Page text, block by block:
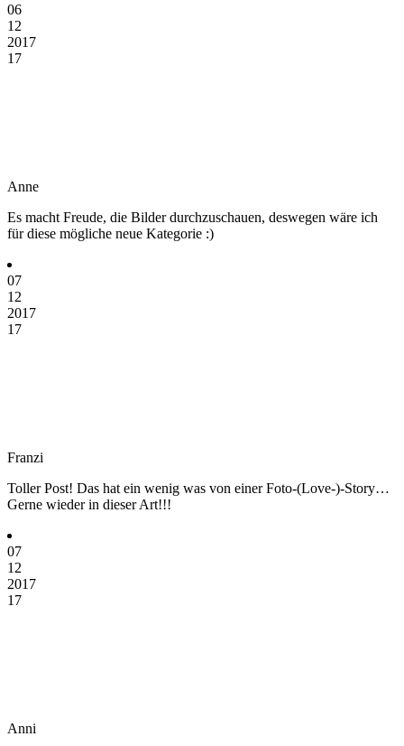
06
12
2017
17
Anne
Es macht Freude, die Bilder durchzuschauen, deswegen wäre ich
für diese mögliche neue Kategorie :)
07
12
2017
17
Franzi
Toller Post! Das hat ein wenig was von einer Foto-(Love-)-Story…
Gerne wieder in dieser Art!!!
07
12
2017
17
Anni